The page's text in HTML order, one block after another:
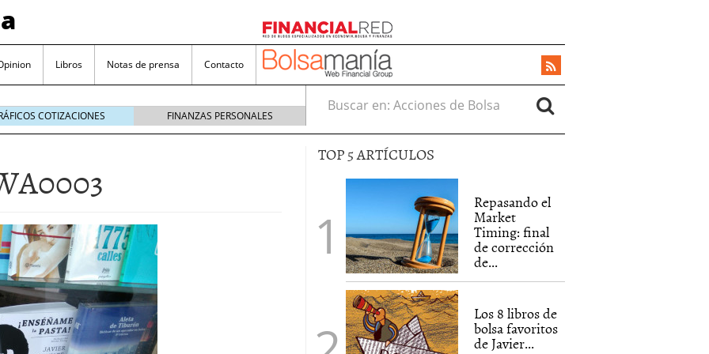
Libros Notas de prensa Contacto
y por qué no hay que perderlas de vista
noviembre 22, 2024
que destacan por sus dividendos constantes
poderosa herramienta para tus inversiones
23, 2024
COTIZACIONES FINANZAS PERSONALES
Buscar en:
TOP 5 ARTÍCULOS
Repasando el
Market
Timing: final
de corrección
de...
Los 8 libros de
bolsa favoritos
de Javier...